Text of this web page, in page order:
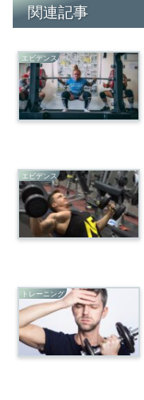
関連記事
エビデンス
エビデンス
トレーニング